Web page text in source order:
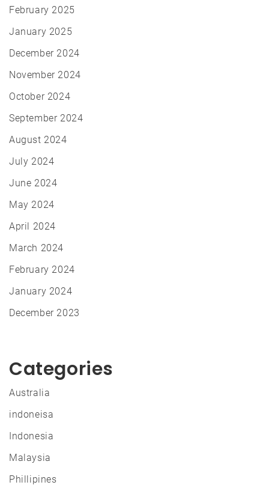
February 2025
January 2025
December 2024
November 2024
October 2024
September 2024
August 2024
July 2024
June 2024
May 2024
April 2024
March 2024
February 2024
January 2024
December 2023
Categories
Australia
indoneisa
Indonesia
Malaysia
Phillipines